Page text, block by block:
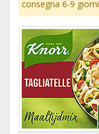
consegna 6-9 giorni